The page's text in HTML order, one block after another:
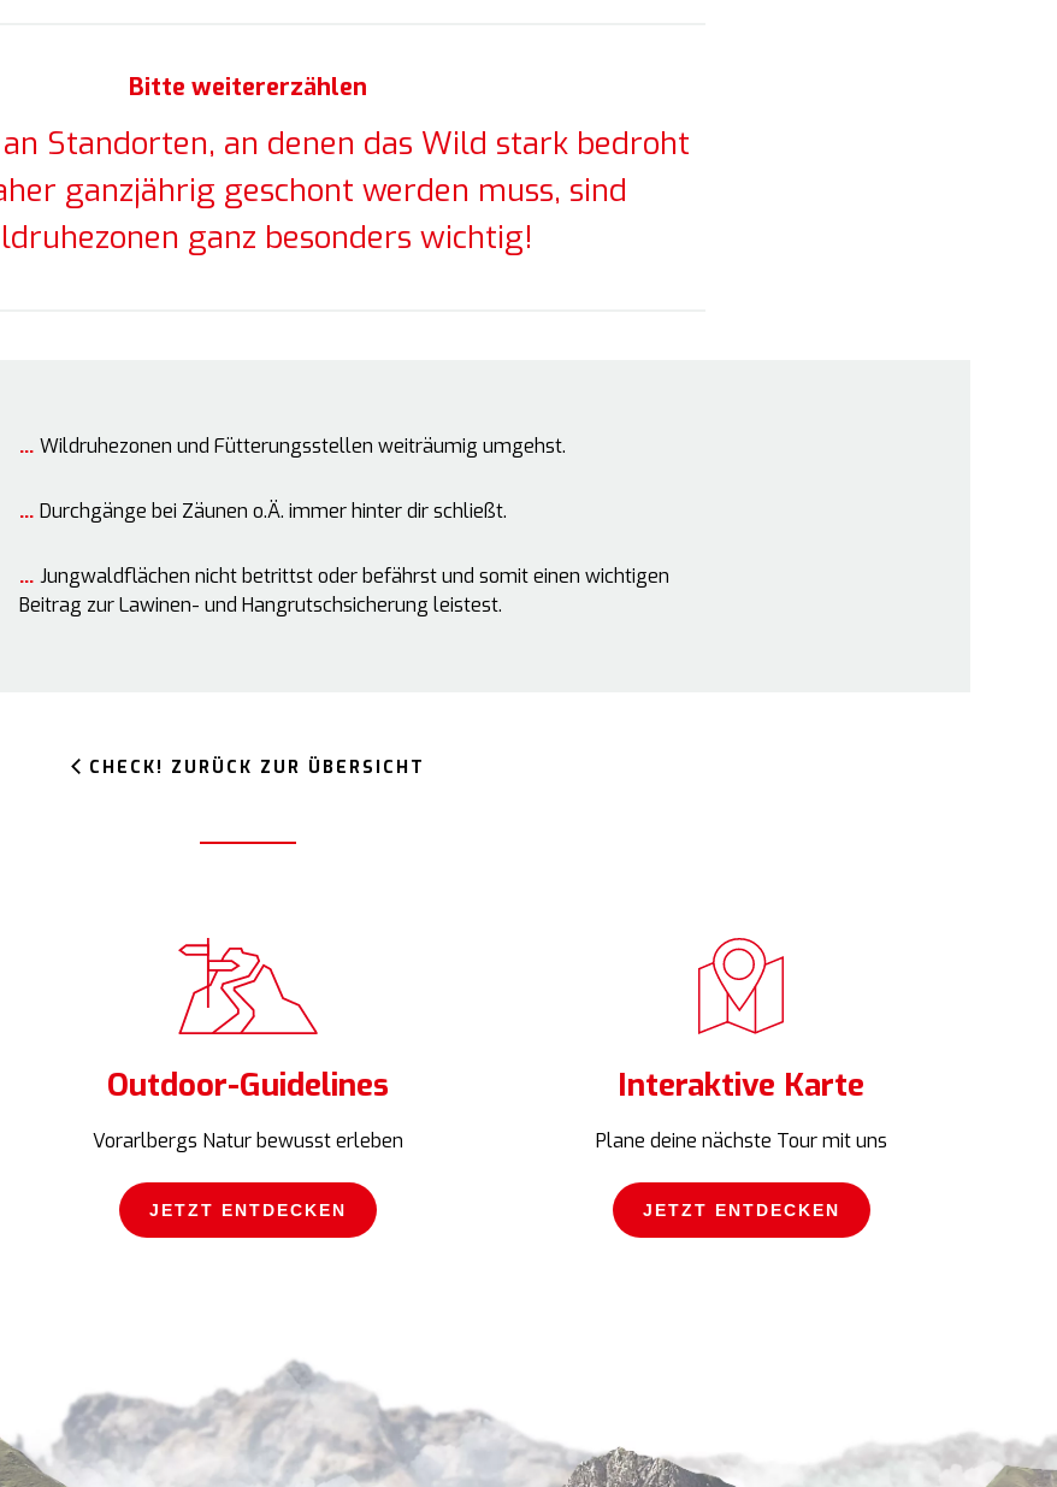
WISSEN
NATURVERTRÄGLICHE
BIKE-KODEX VORARLBERG
Bitte weitererzählen
Standorten, an denen das Wild stark bedroht
ganzjährig geschont werden muss, sind
ganz besonders wichtig!
Wildruhezonen und Fütterungsstellen weiträumig umgehst.
Durchgänge bei Zäunen o.Ä. immer hinter dir schließt.
Jungwaldflächen nicht betrittst oder befährst und somit einen wichtigen
Beitrag zur Lawinen- und Hangrutschsicherung leistest.
CHECK! ZURÜCK ZUR ÜBERSICHT
Outdoor-Guidelines
Vorarlbergs Natur bewusst erleben
JETZT ENTDECKEN
JETZT ENTDECKEN
Interaktive Karte
Plane deine nächste Tour mit uns
JETZT ENTDECKEN